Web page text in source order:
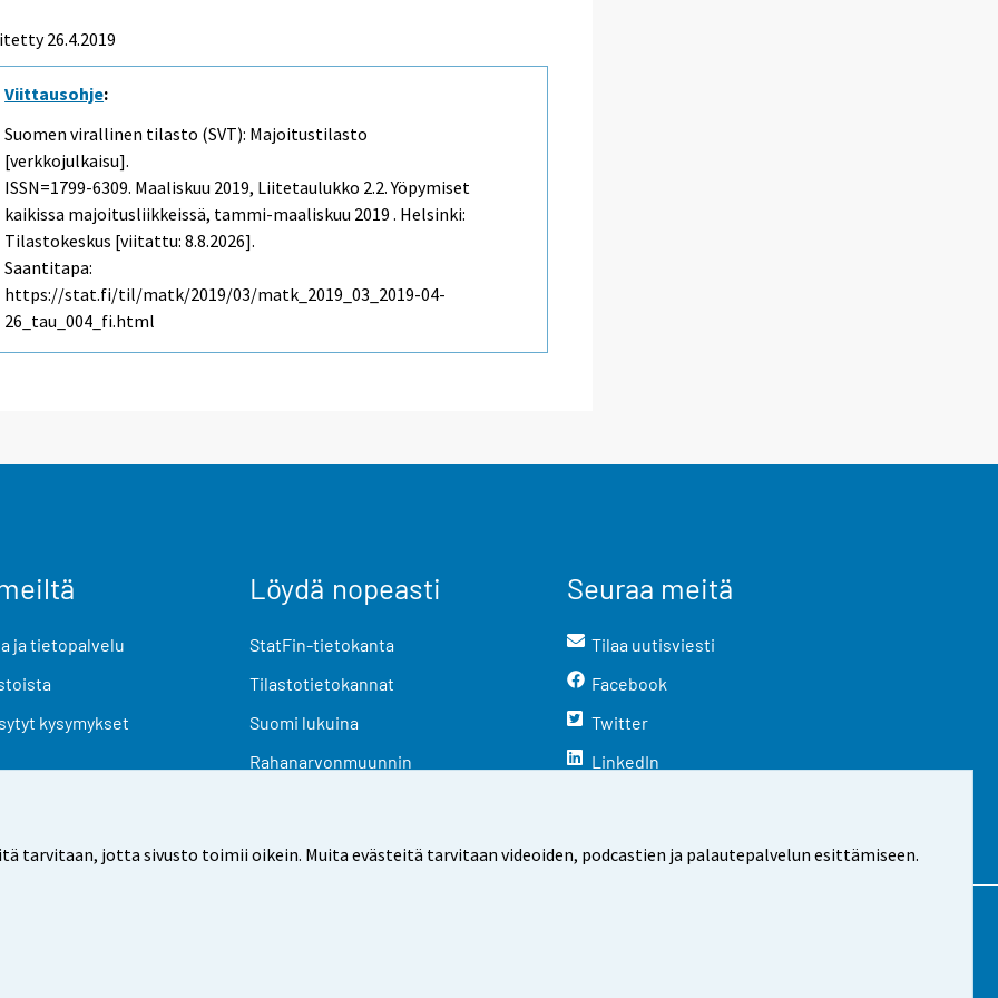
tarvitaan, jotta sivusto toimii oikein. Muita evästeitä tarvitaan videoiden, podcastien ja palautepalvelun esittämiseen.
26.4.2019
Viittausohje:
Suomen virallinen tilasto (SVT): Majoitustilasto
[verkkojulkaisu].
ISSN=1799-6309. Maaliskuu 2019, Liitetaulukko 2.2. Yöpymiset
kaikissa majoitusliikkeissä, tammi-maaliskuu 2019 . Helsinki:
Tilastokeskus [viitattu: 8.8.2026].
Saantitapa:
https://stat.fi/til/matk/2019/03/matk_2019_03_2019-04-
26_tau_004_fi.html
ja tietopalvelu
kysymykset
Löydä nopeasti
StatFin-tietokanta
Tilastotietokannat
Suomi lukuina
Rahanarvonmuunnin
Seuraa meitä
Tilaa uutisviesti
Facebook
Twitter
LinkedIn